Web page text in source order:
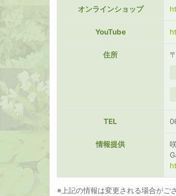
オンラインショップ
YouTube
住所
TEL
情報提供
※上記の情報は変更される場合がご